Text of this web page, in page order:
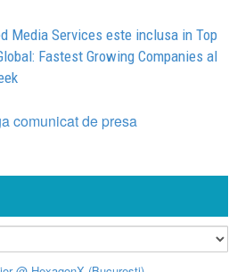
Media Services este inclusa in Top
Fastest Growing Companies al
comunicat de presa